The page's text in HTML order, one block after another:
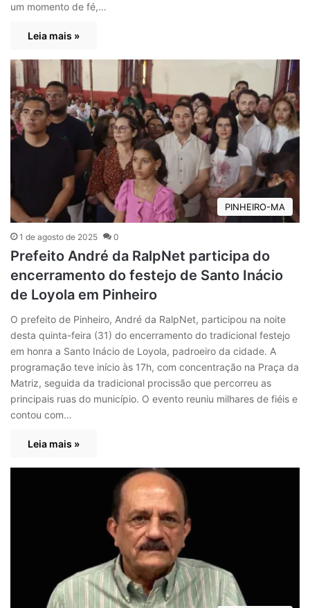
um momento de fé,…
Leia mais »
PINHEIRO-MA
1 de agosto de 2025 0
Prefeito André da RalpNet participa do
encerramento do festejo de Santo Inácio
de Loyola em Pinheiro
O prefeito de Pinheiro, André da RalpNet, participou na noite
desta quinta-feira (31) do encerramento do tradicional festejo
em honra a Santo Inácio de Loyola, padroeiro da cidade. A
programação teve início às 17h, com concentração na Praça da
Matriz, seguida da tradicional procissão que percorreu as
principais ruas do município. O evento reuniu milhares de fiéis e
contou com…
Leia mais »